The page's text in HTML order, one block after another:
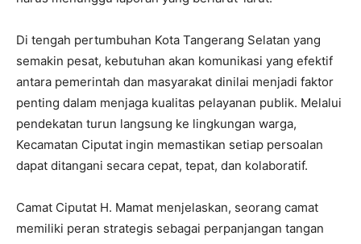
Di tengah pertumbuhan Kota Tangerang Selatan yang
semakin pesat, kebutuhan akan komunikasi yang efektif
antara pemerintah dan masyarakat dinilai menjadi faktor
penting dalam menjaga kualitas pelayanan publik. Melalui
pendekatan turun langsung ke lingkungan warga,
Kecamatan Ciputat ingin memastikan setiap persoalan
dapat ditangani secara cepat, tepat, dan kolaboratif.
Camat Ciputat H. Mamat menjelaskan, seorang camat
memiliki peran strategis sebagai perpanjangan tangan